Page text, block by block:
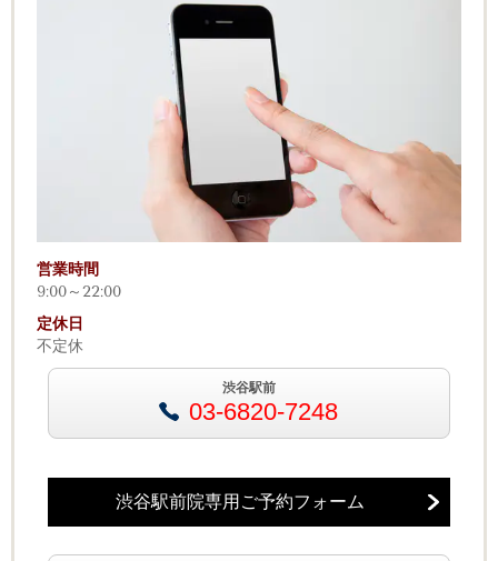
営業時間
9:00～22:00
定休日
不定休
渋谷駅前
03-6820-7248
渋谷駅前院専用ご予約フォーム